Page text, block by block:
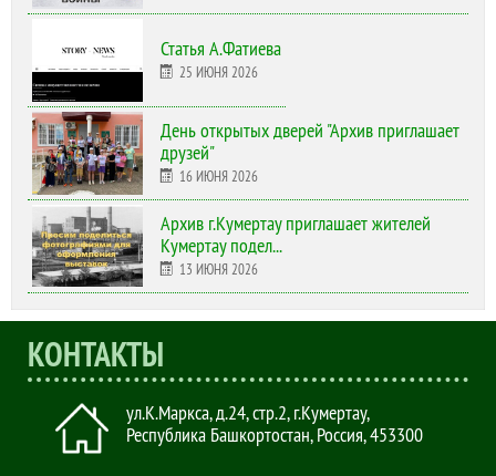
Статья А.Фатиева
25 ИЮНЯ 2026
День открытых дверей "Архив приглашает
друзей"
16 ИЮНЯ 2026
Архив г.Кумертау приглашает жителей
Кумертау подел...
13 ИЮНЯ 2026
КОНТАКТЫ
ул.К.Маркса, д.24, стр.2,г.Кумертау,
Республика Башкортостан, Россия,453300